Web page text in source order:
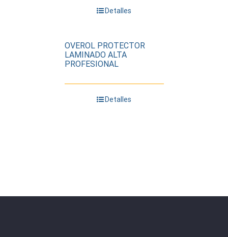
Detalles
OVEROL PROTECTOR
LAMINADO ALTA
PROFESIONAL
Detalles